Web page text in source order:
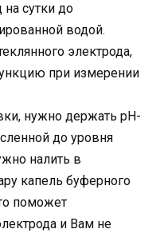
сутки до
водой.
электрода,
при измерении
нужно держать pH-
до уровня
налить в
капель буферного
поможет
и Вам не